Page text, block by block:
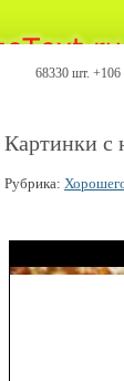
68330 шт. +106
Картинки с
Рубрика: